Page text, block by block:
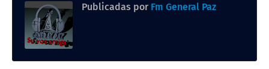
Publicadas por Fm General Paz